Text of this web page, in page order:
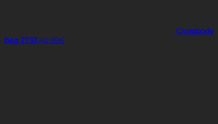
Crossbody
Bag 2733 40,99€